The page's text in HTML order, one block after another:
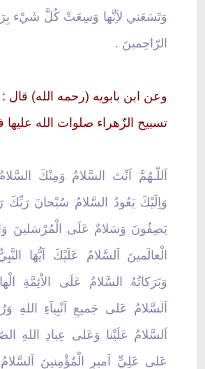
وَتَسَعَني لاَِنَّها وَسِعَتْ كُلَّ شَيْء
الرّاحِمينَ .
وعن ابن بابويه (رحمه الله)
تسبيح الزّهراء صلوات الله
اَللّـهُمَّ اَنْتَ السَّلامُ وَمِنْكَ
وَاِلَيْكَ يَعُودُ السَّلامُ سُبْحانَ رَبِّكَ
يَصِفُونَ وَسَلامٌ عَلَى الْمُرْسَلينَ
الْعالَمينَ اَلسَّلامُ عَلَيْكَ اَيُّهَا
وَبَرَكاتُهُ السَّلامُ عَلَى الاَْئِمَّةِ
اَلسَّلامُ عَلى جَميعِ اَنْبِيآءِ اللهِ
اَلسَّلامُ عَلَيْنا وَعَلى عِبادِ اللهِ
عَلى عَلِيٍّ اَميرِ الْمُؤْمِنينَ